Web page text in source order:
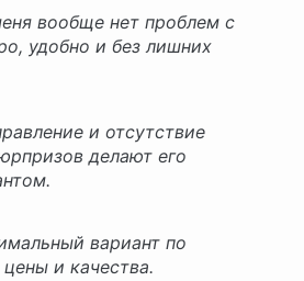
вообще нет проблем с
удобно и без лишних
и отсутствие
делают его
вариант по
и качества.